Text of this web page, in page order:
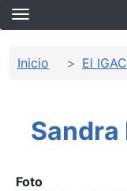
Inicio El IGAC
Foto